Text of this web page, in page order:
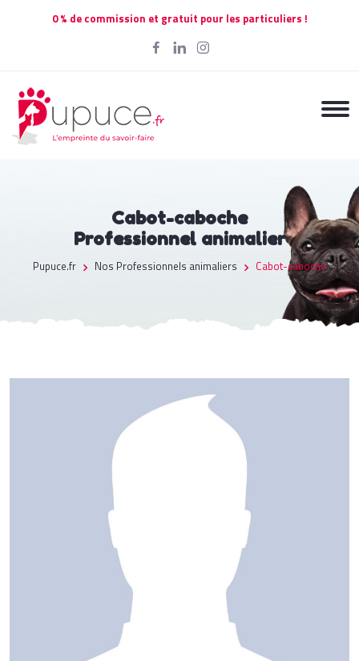
0 % de commission et gratuit pour les particuliers !
Cabot-caboche
Professionnel animalier
Pupuce.fr Nos Professionnels animaliers Cabot-caboche